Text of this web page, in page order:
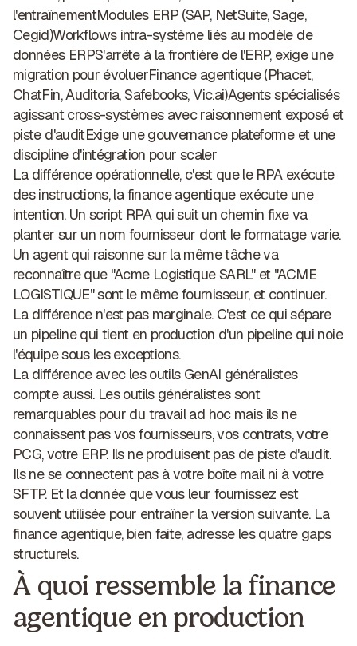
l'entraînementModules ERP (SAP, NetSuite, Sage,
Cegid)Workflows intra-système liés au modèle de
données ERPS'arrête à la frontière de l'ERP, exige une
migration pour évoluerFinance agentique(Phacet,
ChatFin, Auditoria, Safebooks, Vic.ai)Agents spécialisés
agissant cross-systèmes avec raisonnement exposé et
piste d'auditExige une gouvernance plateforme et une
discipline d'intégration pour scaler
La différence opérationnelle, c'est quele RPA exécute
des instructions, la finance agentique exécute une
intention. Un script RPA qui suit un chemin fixe va
planter sur un nom fournisseur dont le formatage varie.
Un agent qui raisonne sur la même tâche va
reconnaître que "Acme Logistique SARL" et "ACME
LOGISTIQUE" sont le même fournisseur, et continuer.
La différence n'est pas marginale. C'est ce qui sépare
un pipeline qui tient en production d'un pipeline qui noie
l'équipe sous les exceptions.
La différence avec les outils GenAI généralistes
compte aussi. Les outils généralistes sont
remarquables pour du travail ad hoc mais ils ne
connaissent pas vos fournisseurs, vos contrats, votre
PCG, votre ERP. Ils ne produisent pas de piste d'audit.
Ils ne se connectent pas à votre boîte mail ni à votre
SFTP. Et la donnée que vous leur fournissez est
souvent utilisée pour entraîner la version suivante. La
finance agentique, bien faite, adresse les quatre gaps
structurels.
À quoi ressemble la finance
agentique en production